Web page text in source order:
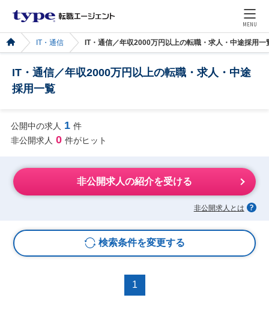
MENU
IT・通信 IT・通信／年収2000万円以上の転職・求人・中途採用一
IT・通信／年収2000万円以上の転職・求人・中途
採用一覧
公開中の求人 1 件
非公開求人 0 件がヒット
非公開求人の紹介を受ける
非公開求人とは
検索条件を変更する
1